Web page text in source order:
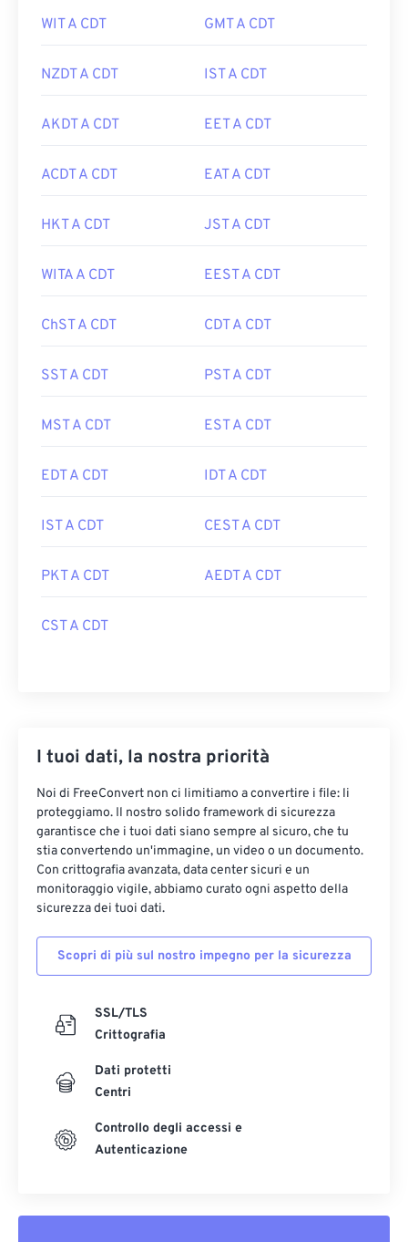
WIT A CDT GMT A CDT
NZDT A CDT IST A CDT
AKDT A CDT EET A CDT
ACDT A CDT EAT A CDT
HKT A CDT JST A CDT
WITA A CDT EEST A CDT
ChST A CDT CDT A CDT
SST A CDT PST A CDT
MST A CDT EST A CDT
EDT A CDT IDT A CDT
IST A CDT CEST A CDT
PKT A CDT AEDT A CDT
CST A CDT
I tuoi dati, la nostra priorità
Noi di FreeConvert non ci limitiamo a convertire i file: li
proteggiamo. Il nostro solido framework di sicurezza
garantisce che i tuoi dati siano sempre al sicuro, che tu
stia convertendo un'immagine, un video o un documento.
Con crittografia avanzata, data center sicuri e un
monitoraggio vigile, abbiamo curato ogni aspetto della
sicurezza dei tuoi dati.
Scopri di più sul nostro impegno per la sicurezza
SSL/TLS
Crittografia
Dati protetti
Centri
Controllo degli accessi e
Autenticazione